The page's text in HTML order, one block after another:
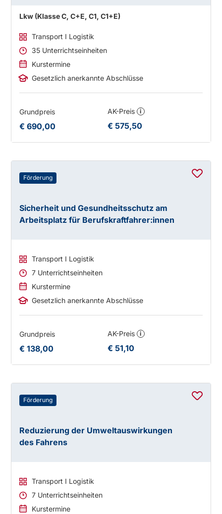
Lkw (Klasse C, C+E, C1, C1+E)
Transport I Logistik
35 Unterrichtseinheiten
Kurstermine
Gesetzlich anerkannte Abschlüsse
Grundpreis
€ 690,00
AK-Preis i
€ 575,50
Förderung
Sicherheit und Gesundheitsschutz am
Arbeitsplatz für Berufskraftfahrer:innen
Transport I Logistik
7 Unterrichtseinheiten
Kurstermine
Gesetzlich anerkannte Abschlüsse
Grundpreis
€ 138,00
AK-Preis i
€ 51,10
Förderung
Reduzierung der Umweltauswirkungen
des Fahrens
Transport I Logistik
7 Unterrichtseinheiten
Kurstermine